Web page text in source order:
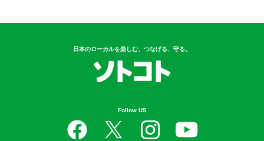
日本のローカルを楽しむ、つなげる、守る。
Follow US